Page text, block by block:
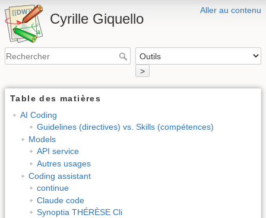
Aller au contenu
Cyrille Giquello
>
Table des matières
AI Coding
Guidelines (directives) vs. Skills (compétences)
Models
API service
Autres usages
Coding assistant
continue
Claude code
Synoptia THÉRÈSE Cli